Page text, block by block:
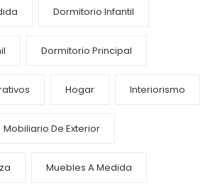
Dormitorio Infantil
Dormitorio Principal
Hogar Interiorismo
Mobiliario De Exterior
Muebles A Medida